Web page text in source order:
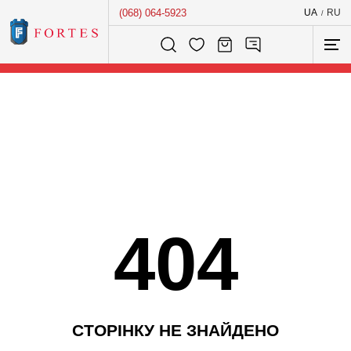
(068) 064-5923 UA / RU
Розумний пошук...
404
СТОРІНКУ НЕ ЗНАЙДЕНО